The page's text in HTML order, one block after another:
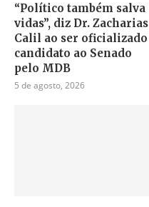
“Político também salva
vidas”, diz Dr. Zacharias
Calil ao ser oficializado
candidato ao Senado
pelo MDB
5 de agosto, 2026